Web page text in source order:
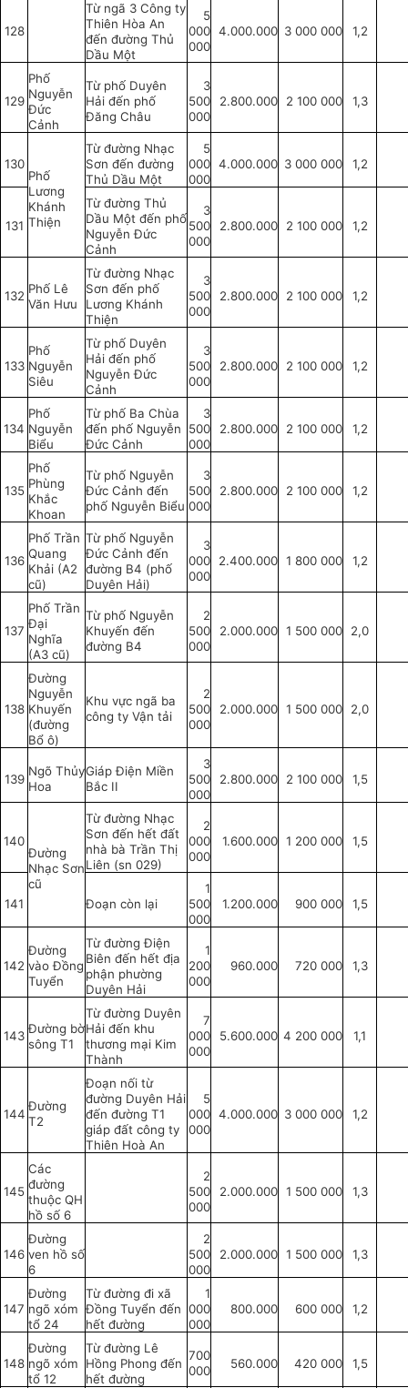
128
Từ ngã 3 Công ty
Thiên Hòa An
đến đường Thủ
Dầu Một
5
000
000
4.000.000 3 000 000 1,2
129
Phố
Nguyễn
Đức
Cảnh
Từ phố Duyên
Hải đến phố
Đăng Châu
3
500
000
2.800.000 2 100 000 1,3
130
Phố
Lương
Khánh
Thiện
Từ đường Nhạc
Sơn đến đường
Thủ Dầu Một
5
000
000
4.000.000 3 000 000 1,2
131
Từ đường Thủ
Dầu Một đến phố
Nguyễn Đức
Cảnh
3
500
000
2.800.000 2 100 000 1,2
132 Phố Lê
Văn Hưu
Từ đường Nhạc
Sơn đến phố
Lương Khánh
Thiện
3
500
000
2.800.000 2 100 000 1,2
133
Phố
Nguyễn
Siêu
Từ phố Duyên
Hải đến phố
Nguyễn Đức
Cảnh
3
500
000
2.800.000 2 100 000 1,2
134
Phố
Nguyễn
Biểu
Từ phố Ba Chùa
đến phố Nguyễn
Đức Cảnh
3
500
000
2.800.000 2 100 000 1,2
135
Phố
Phùng
Khắc
Khoan
Từ phố Nguyễn
Đức Cảnh đến
phố Nguyễn Biểu
3
500
000
2.800.000 2 100 000 1,2
136
Phố Trần
Quang
Khải (A2
cũ)
Từ phố Nguyễn
Đức Cảnh đến
đường B4 (phố
Duyên Hải)
3
000
000
2.400.000 1 800 000 1,2
137
Phố Trần
Đại
Nghĩa
(A3 cũ)
Từ phố Nguyễn
Khuyến đến
đường B4
2
500
000
2.000.000 1 500 000 2,0
138
Đường
Nguyễn
Khuyến
(đường
Bổ ô)
Khu vực ngã ba
công ty Vận tải
2
500
000
2.000.000 1 500 000 2,0
139
Ngõ Thủy
Hoa
Giáp Điện Miền
Bắc II
3
500
000
2.800.000 2 100 000 1,5
140
Đường
Nhạc Sơn
cũ
Từ đường Nhạc
Sơn đến hết đất
nhà bà Trần Thị
Liên (sn 029)
2
000
000
1.600.000 1 200 000 1,5
141 Đoạn còn lại
1
500
000
1.200.000 900 000 1,5
142
Đường
vào Đồng
Tuyển
Từ đường Điện
Biên đến hết địa
phận phường
Duyên Hải
1
200
000
960.000 720 000 1,3
143 Đường bờ
sông T1
Từ đường Duyên
Hải đến khu
thương mại Kim
Thành
7
000
000
5.600.000 4 200 000 1,1
144
Đường
T2
Đoạn nối từ
đường Duyên Hải
đến đường T1
giáp đất công ty
Thiên Hoà An
5
000
000
4.000.000 3 000 000 1,2
145
Các
đường
thuộc QH
hồ số 6
2
500
000
2.000.000 1 500 000 1,3
146
Đường
ven hồ số
6
2
500
000
2.000.000 1 500 000 1,3
147
Đường
ngõ xóm
tổ 24
Từ đường đi xã
Đồng Tuyển đến
hết đường
1
000
000
800.000 600 000 1,2
148
Đường
ngõ xóm
tổ 12
Từ đường Lê
Hồng Phong đến
hết đường
700
000
560.000 420 000 1,5